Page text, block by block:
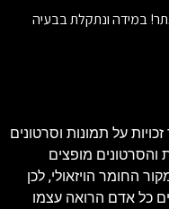
במידה ונתקלת בבעיה
על תמונות וסרטונים
מופצים
החומר הויזאולי, לכן
היוצרים כל אדם הרואה עצמו